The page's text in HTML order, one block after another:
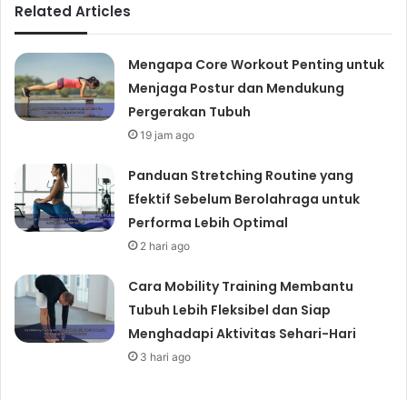
Related Articles
Mengapa Core Workout Penting untuk
Menjaga Postur dan Mendukung
Pergerakan Tubuh
19 jam ago
Panduan Stretching Routine yang
Efektif Sebelum Berolahraga untuk
Performa Lebih Optimal
2 hari ago
Cara Mobility Training Membantu
Tubuh Lebih Fleksibel dan Siap
Menghadapi Aktivitas Sehari-Hari
3 hari ago